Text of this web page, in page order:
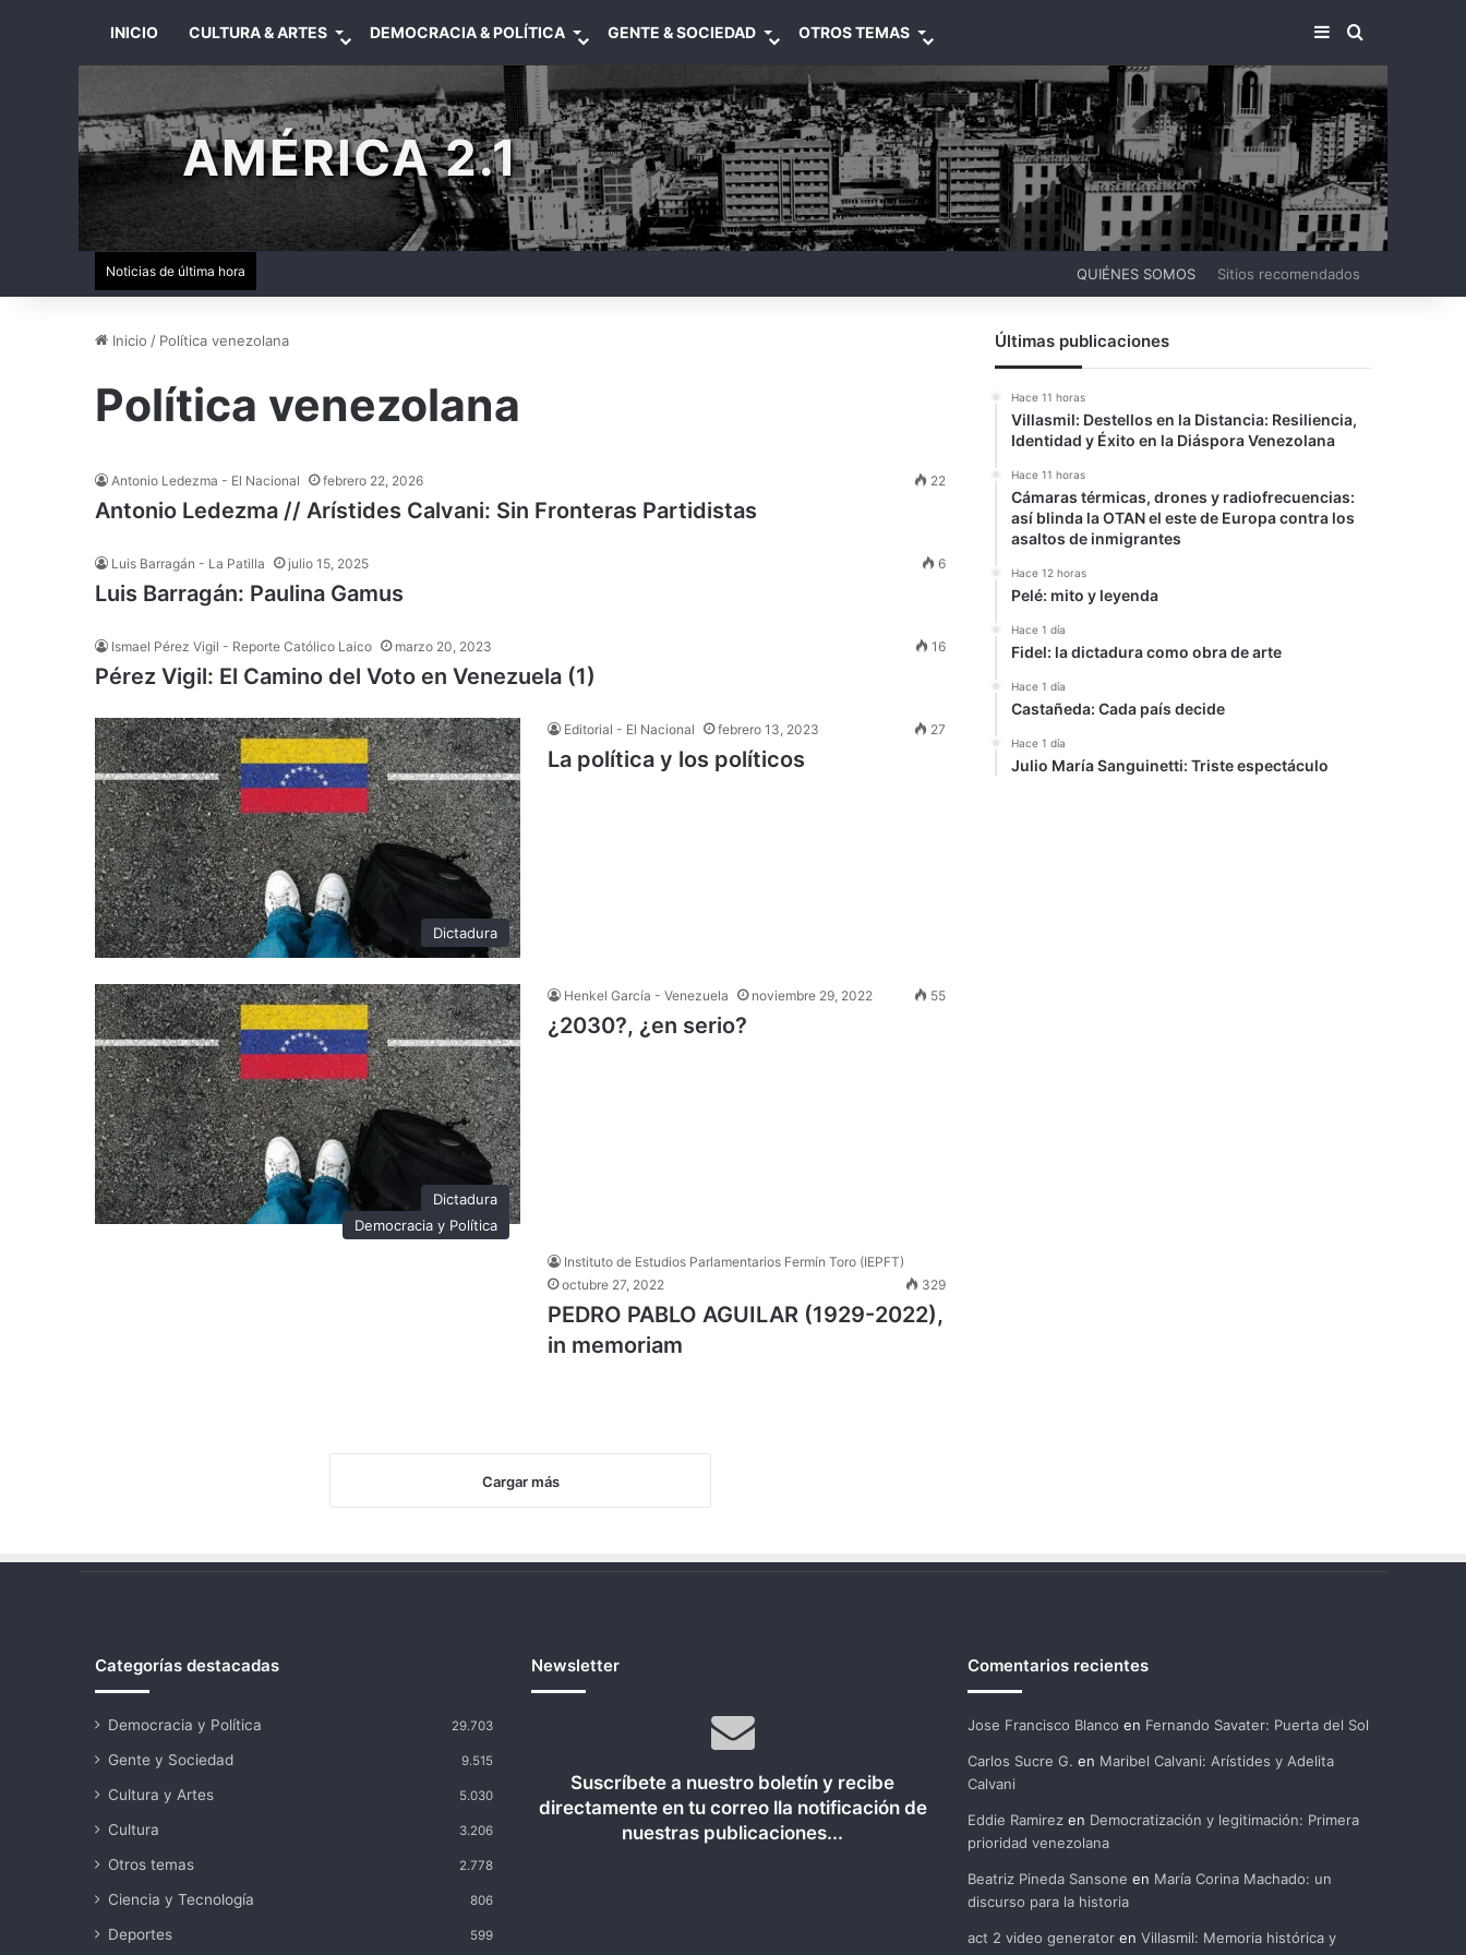
INICIO CULTURA & ARTES DEMOCRACIA & POLÍTICA GENTE & SOCIEDAD OTROS TEMAS BARRA LATERAL
BUSCAR
AMÉRICA 2.1
Noticias de última hora QUIÉNES SOMOS Sitios recomendados
Inicio / Política venezolana
Política venezolana
Antonio Ledezma - El Nacional febrero 22, 2026 22
Antonio Ledezma // Arístides Calvani: Sin Fronteras Partidistas
Luis Barragán - La Patilla julio 15, 2025 6
Luis Barragán: Paulina Gamus
Ismael Pérez Vigil - Reporte Católico Laico marzo 20, 2023 16
Pérez Vigil: El Camino del Voto en Venezuela (1)
Dictadura
Editorial - El Nacional febrero 13, 2023 27
La política y los políticos
Dictadura
Henkel García - Venezuela noviembre 29, 2022 55
¿2030?, ¿en serio?
Democracia y Política
Instituto de Estudios Parlamentarios Fermín Toro (IEPFT)
octubre 27, 2022
329
PEDRO PABLO AGUILAR (1929-2022),
in memoriam
Cargar más
Últimas publicaciones
Hace 11 horas
Villasmil: Destellos en la Distancia: Resiliencia,
Identidad y Éxito en la Diáspora Venezolana
Hace 11 horas
Cámaras térmicas, drones y radiofrecuencias:
así blinda la OTAN el este de Europa contra los
asaltos de inmigrantes
Hace 12 horas
Pelé: mito y leyenda
Hace 1 día
Fidel: la dictadura como obra de arte
Hace 1 día
Castañeda: Cada país decide
Hace 1 día
Julio María Sanguinetti: Triste espectáculo
Categorías destacadas
Democracia y Política 29.703
Gente y Sociedad 9.515
Cultura y Artes 5.030
Cultura 3.206
Otros temas 2.778
Ciencia y Tecnología 806
Deportes 599
Newsletter
Suscríbete a nuestro boletín y recibe
directamente en tu correo lla notificación de
nuestras publicaciones...
Comentarios recientes
Jose Francisco Blanco en Fernando Savater: Puerta del Sol
Carlos Sucre G. en Maribel Calvani: Arístides y Adelita
Calvani
Eddie Ramirezen Democratización y legitimación: Primera
prioridad venezolana
Beatriz Pineda Sansone en María Corina Machado: un
discurso para la historia
act 2 video generatoren Villasmil: Memoria histórica y